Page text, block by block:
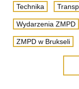
Technika
Wydarzenia ZMPD
ZMPD w Brukseli